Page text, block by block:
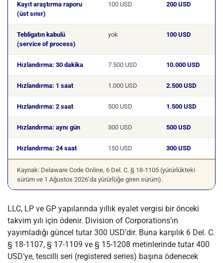
Kayıt araştırma raporu
(üst sınır)
100 USD 200 USD
Tebligatın kabulü
(service of process)
yok 100 USD
Hızlandırma: 30 dakika 7.500 USD 10.000 USD
Hızlandırma: 1 saat 1.000 USD 2.500 USD
Hızlandırma: 2 saat 500 USD 1.500 USD
Hızlandırma: aynı gün 300 USD 500 USD
Hızlandırma: 24 saat 150 USD 300 USD
Kaynak: Delaware Code Online, 6 Del. C. § 18-1105 (yürürlükteki
sürüm ve 1 Ağustos 2026’da yürürlüğe giren sürüm).
LLC, LP ve GP yapılarında yıllık eyalet vergisi bir önceki
takvim yılı için ödenir. Division of Corporations’ın
yayımladığı güncel tutar 300 USD’dir. Buna karşılık 6 Del. C.
§ 18-1107, § 17-1109 ve § 15-1208 metinlerinde tutar 400
USD’ye, tescilli seri (registered series) başına ödenecek